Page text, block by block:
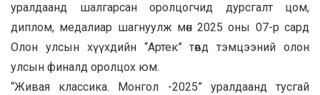
уралдаанд шалгарсан оролцогчид дурсгалт цом,
диплом, медалиар шагнуулж мөн 2025 оны 07-р сард
Олон улсын хүүхдийн “Артек” төвд тэмцээний олон
улсын финалд оролцох юм.
“Живая классика. Монгол -2025” уралдаанд тусгай